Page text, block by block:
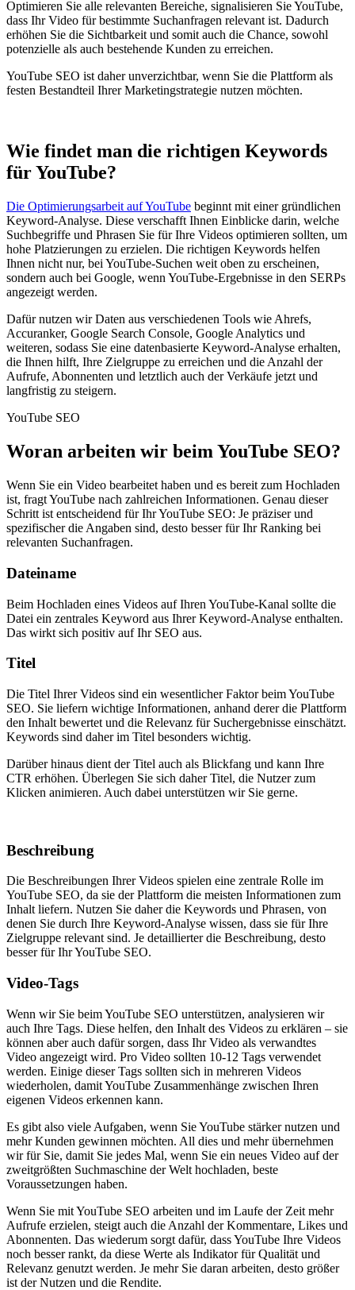
Optimieren Sie alle relevanten Bereiche, signalisieren Sie YouTube,
dass Ihr Video für bestimmte Suchanfragen relevant ist. Dadurch
erhöhen Sie die Sichtbarkeit und somit auch die Chance, sowohl
potenzielle als auch bestehende Kunden zu erreichen.
YouTube SEO ist daher unverzichtbar, wenn Sie die Plattform als
festen Bestandteil Ihrer Marketingstrategie nutzen möchten.
Wie findet man die richtigen Keywords
für YouTube?
Die Optimierungsarbeit auf YouTube beginnt mit einer gründlichen
Keyword-Analyse. Diese verschafft Ihnen Einblicke darin, welche
Suchbegriffe und Phrasen Sie für Ihre Videos optimieren sollten, um
hohe Platzierungen zu erzielen. Die richtigen Keywords helfen
Ihnen nicht nur, bei YouTube-Suchen weit oben zu erscheinen,
sondern auch bei Google, wenn YouTube-Ergebnisse in den SERPs
angezeigt werden.
Dafür nutzen wir Daten aus verschiedenen Tools wie Ahrefs,
Accuranker, Google Search Console, Google Analytics und
weiteren, sodass Sie eine datenbasierte Keyword-Analyse erhalten,
die Ihnen hilft, Ihre Zielgruppe zu erreichen und die Anzahl der
Aufrufe, Abonnenten und letztlich auch der Verkäufe jetzt und
langfristig zu steigern.
YouTube SEO
Woran arbeiten wir beim YouTube SEO?
Wenn Sie ein Video bearbeitet haben und es bereit zum Hochladen
ist, fragt YouTube nach zahlreichen Informationen. Genau dieser
Schritt ist entscheidend für Ihr YouTube SEO: Je präziser und
spezifischer die Angaben sind, desto besser für Ihr Ranking bei
relevanten Suchanfragen.
Dateiname
Beim Hochladen eines Videos auf Ihren YouTube-Kanal sollte die
Datei ein zentrales Keyword aus Ihrer Keyword-Analyse enthalten.
Das wirkt sich positiv auf Ihr SEO aus.
Titel
Die Titel Ihrer Videos sind ein wesentlicher Faktor beim YouTube
SEO. Sie liefern wichtige Informationen, anhand derer die Plattform
den Inhalt bewertet und die Relevanz für Suchergebnisse einschätzt.
Keywords sind daher im Titel besonders wichtig.
Darüber hinaus dient der Titel auch als Blickfang und kann Ihre
CTR erhöhen. Überlegen Sie sich daher Titel, die Nutzer zum
Klicken animieren. Auch dabei unterstützen wir Sie gerne.
Beschreibung
Die Beschreibungen Ihrer Videos spielen eine zentrale Rolle im
YouTube SEO, da sie der Plattform die meisten Informationen zum
Inhalt liefern. Nutzen Sie daher die Keywords und Phrasen, von
denen Sie durch Ihre Keyword-Analyse wissen, dass sie für Ihre
Zielgruppe relevant sind. Je detaillierter die Beschreibung, desto
besser für Ihr YouTube SEO.
Video-Tags
Wenn wir Sie beim YouTube SEO unterstützen, analysieren wir
auch Ihre Tags. Diese helfen, den Inhalt des Videos zu erklären – sie
können aber auch dafür sorgen, dass Ihr Video als verwandtes
Video angezeigt wird. Pro Video sollten 10-12 Tags verwendet
werden. Einige dieser Tags sollten sich in mehreren Videos
wiederholen, damit YouTube Zusammenhänge zwischen Ihren
eigenen Videos erkennen kann.
Es gibt also viele Aufgaben, wenn Sie YouTube stärker nutzen und
mehr Kunden gewinnen möchten. All dies und mehr übernehmen
wir für Sie, damit Sie jedes Mal, wenn Sie ein neues Video auf der
zweitgrößten Suchmaschine der Welt hochladen, beste
Voraussetzungen haben.
Wenn Sie mit YouTube SEO arbeiten und im Laufe der Zeit mehr
Aufrufe erzielen, steigt auch die Anzahl der Kommentare, Likes und
Abonnenten. Das wiederum sorgt dafür, dass YouTube Ihre Videos
noch besser rankt, da diese Werte als Indikator für Qualität und
Relevanz genutzt werden. Je mehr Sie daran arbeiten, desto größer
ist der Nutzen und die Rendite.